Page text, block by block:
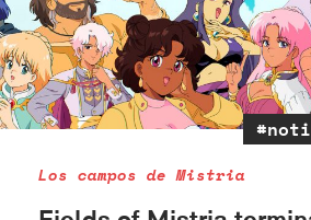
Los campos de Mistria